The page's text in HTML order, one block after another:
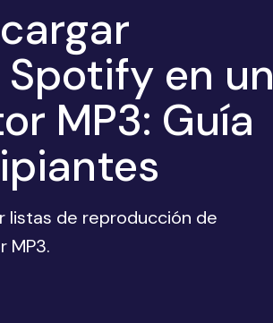
en un
MP3: Guía
listas de reproducción de
MP3.